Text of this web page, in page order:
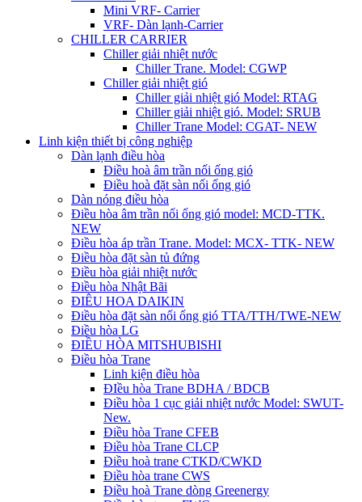
Mini VRF- Carrier
VRF- Dàn lạnh-Carrier
CHILLER CARRIER
Chiller giải nhiệt nước
Chiller Trane. Model: CGWP
Chiller giải nhiệt gió
Chiller giải nhiệt gió Model: RTAG
Chiller giải nhiệt gió. Model: SRUB
Chiller Trane Model: CGAT- NEW
Linh kiện thiết bị công nghiệp
Dàn lạnh điều hòa
Điều hoà âm trần nối ống gió
Điều hoà đặt sàn nối ống gió
Dàn nóng điều hòa
Điều hòa âm trần nối ống gió model: MCD-TTK.
NEW
Điều hòa áp trần Trane. Model: MCX- TTK- NEW
Điều hòa đặt sàn tủ đứng
Điều hòa giải nhiệt nước
Điều hòa Nhật Bãi
ĐIÊU HOA DAIKIN
Điều hòa đặt sàn nối ống gió TTA/TTH/TWE-NEW
Điều hòa LG
ĐIỀU HÒA MITSHUBISHI
Điều hòa Trane
Linh kiện điều hòa
ĐIều hòa Trane BDHA / BDCB
Điều hòa 1 cục giải nhiệt nước Model: SWUT-
New.
Điều hòa Trane CFEB
Điều hòa Trane CLCP
Điều hoà trane CTKD/CWKD
Điều hòa trane CWS
Điều hoà Trane dòng Greenergy